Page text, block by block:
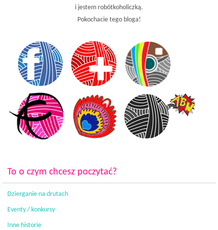
i jestem robótkoholiczką.
Pokochacie tego bloga!
To o czym chcesz poczytać?
Dzierganie na drutach
Eventy / konkursy
Inne historie